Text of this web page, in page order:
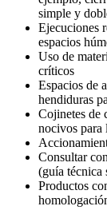
simple y
Ejecuciones
espacios
Uso de
críticos
Espacios de
hendiduras
Cojinetes de
nocivos para
Consultar
(guía técnica
Productos